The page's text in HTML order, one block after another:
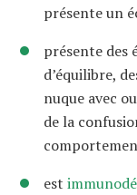
présente un
présente des
d’équilibre,
nuque avec
de la
est